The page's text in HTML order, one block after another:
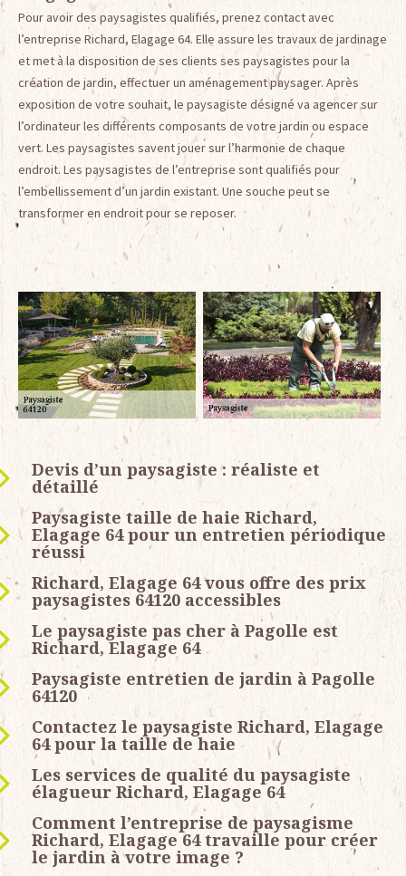
Pour avoir des paysagistes qualifiés, prenez contact avec
l’entreprise Richard, Elagage 64. Elle assure les travaux de jardinage
et met à la disposition de ses clients ses paysagistes pour la
création de jardin, effectuer un aménagement paysager. Après
exposition de votre souhait, le paysagiste désigné va agencer sur
l’ordinateur les différents composants de votre jardin ou espace
vert. Les paysagistes savent jouer sur l’harmonie de chaque
endroit. Les paysagistes de l’entreprise sont qualifiés pour
l’embellissement d’un jardin existant. Une souche peut se
transformer en endroit pour se reposer.
Devis d’un paysagiste : réaliste et
détaillé
Paysagiste taille de haie Richard,
Elagage 64 pour un entretien périodique
réussi
Richard, Elagage 64 vous offre des prix
paysagistes 64120 accessibles
Le paysagiste pas cher à Pagolle est
Richard, Elagage 64
Paysagiste entretien de jardin à Pagolle
64120
Contactez le paysagiste Richard, Elagage
64 pour la taille de haie
Les services de qualité du paysagiste
élagueur Richard, Elagage 64
Comment l’entreprise de paysagisme
Richard, Elagage 64 travaille pour créer
le jardin à votre image ?